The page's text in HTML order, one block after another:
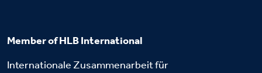
Member of HLB International
Internationale Zusammenarbeit für